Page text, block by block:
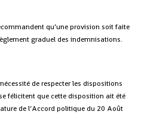
qu’une provision soit faite
graduel des indemnisations.
de respecter les dispositions
félicitent que cette disposition ait été
de l’Accord politique du 20 Août